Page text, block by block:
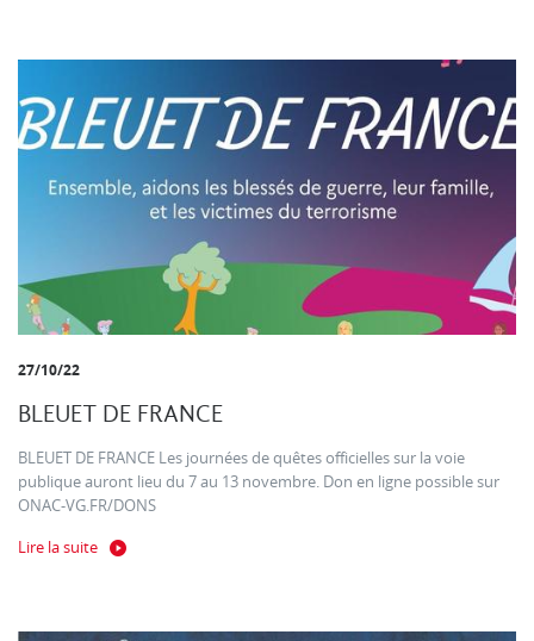
27/10/22
BLEUET DE FRANCE
BLEUET DE FRANCE Les journées de quêtes officielles sur la voie
publique auront lieu du 7 au 13 novembre. Don en ligne possible sur
ONAC-VG.FR/DONS
Lire la suite